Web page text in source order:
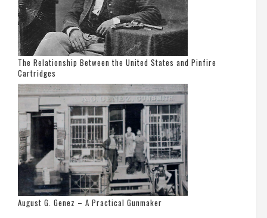
The Relationship Between the United States and Pinfire
Cartridges
August G. Genez – A Practical Gunmaker